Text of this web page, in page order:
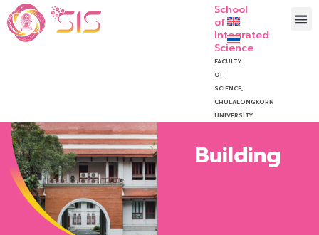
School
of
Integrated
Science
FACULTY
OF
SCIENCE,
CHULALONGKORN
UNIVERSITY
Building